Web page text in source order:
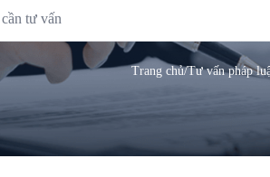
Trang chủ/Tư vấn pháp